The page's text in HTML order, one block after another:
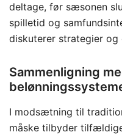
deltage, før sæsonen
spilletid og
diskuterer strategier og
Sammenligning
I modsætning til
måske tilbyder